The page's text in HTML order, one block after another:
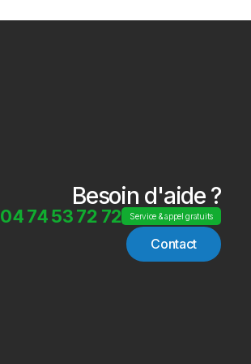
Besoin d'aide ?
04 74 53 72 72 Service & appel gratuits
Contact